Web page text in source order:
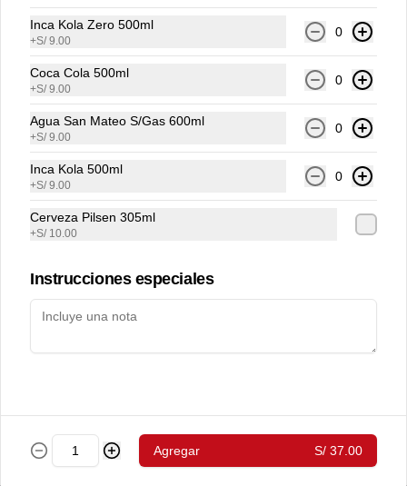
Porción de tallarines a la
Porción tallarines al pesto
Política de
Cookies
a fin de personalizar este sitio, publicar anuncios y medir
Configuración de cookies Aceptar
Inca Kola Zero 500ml
+S/ 9.00
0
Coca Cola 500ml
+S/ 9.00
0
Agua San Mateo S/Gas 600ml
+S/ 9.00
0
Inca Kola 500ml
+S/ 9.00
0
Cerveza Pilsen 305ml
+S/ 10.00
Instrucciones especiales
Agregar S/ 37.00